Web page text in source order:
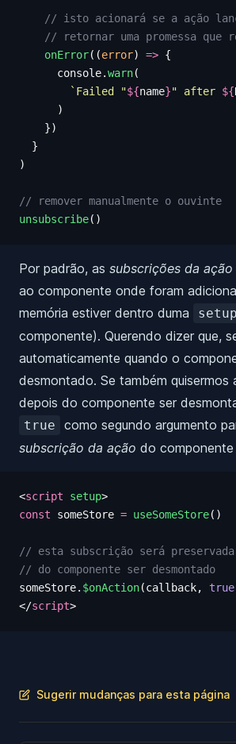
// isto acionará se a ação
// retornar uma promessa que
    onError
((error) => {
      console
.warn(
        `
Failed "${name}" after ${
      )
    })
  }
)
// remover manualmente o ouvinte
unsubscribe()
Por padrão, as subscrições da ação
ao componente onde foram
memória estiver dentro duma
componente). Querendo dizer que,
automaticamente quando o
desmontado. Se também quisermos
depois do componente ser
true como segundo argumento
subscrição da ação do componente
<script setup>
const someStore = useSomeStore()
// esta subscrição será preservada
// do componente ser desmontado
someStore. $onAction(callback, true
</script>
Sugerir mudanças para esta página